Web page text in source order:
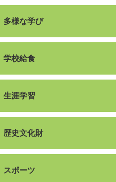
多様な学び
学校給食
生涯学習
歴史文化財
スポーツ